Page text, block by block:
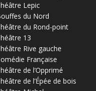
Lepic
du Nord
du Rond-point
13
Rive gauche
Française
de l’Opprimé
de l’Épée de bois